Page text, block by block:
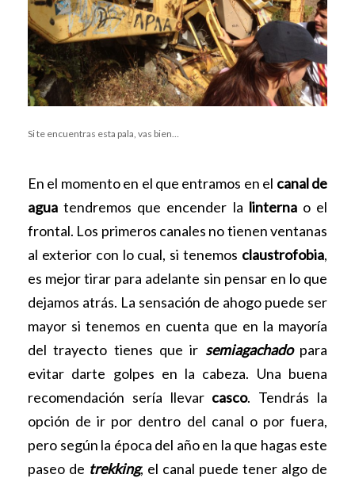
Si te encuentras esta pala, vas bien…
En el momento en el que entramos en el canal de
agua tendremos que encender la linternao el
frontal. Los primeros canales no tienen ventanas
al exterior con lo cual, si tenemos claustrofobia,
es mejor tirar para adelante sin pensar en lo que
dejamos atrás. La sensación de ahogo puede ser
mayor si tenemos en cuenta que en la mayoría
del trayecto tienes que ir semiagachadopara
evitar darte golpes en la cabeza. Una buena
recomendación sería llevar casco. Tendrás la
opción de ir por dentro del canal o por fuera,
pero según la época del año en la que hagas este
paseo de trekking, el canal puede tener algo de